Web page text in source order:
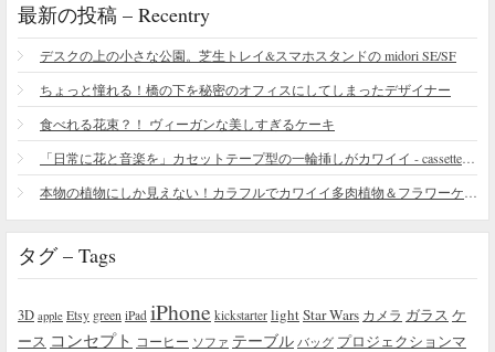
最新の投稿 – Recentry
デスクの上の小さな公園。芝生トレイ&スマホスタンドの midori SE/SF
ちょっと憧れる！橋の下を秘密のオフィスにしてしまったデザイナー
食べれる花束？！ ヴィーガンな美しすぎるケーキ
タグ – Tags
3D apple Etsy green iPad iPhone kickstarter lightStar Wars カメラ ガラス ケ
ース コンセプト コーヒー ソファ テーブル バッグ プロジェクションマ